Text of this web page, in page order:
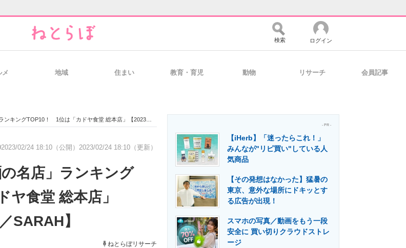
経営リーダーのコミュニティ マーケ×ITの今がよく分かる
IT製品の技術・比較・事例 製造業のIT導入・活用を支援
エネルギーの専門メディア 建設×テクノロジーの最前線
検索 ログイン
メ 地域 住まい 教育・育児 動物 リサーチ 会員記事
TOP10！ 1位は「カドヤ食堂 総本店」【2023年2月22日時点／SARAH】
2023/02/24 18:10（公開） 2023/02/24 18:10（更新）
名店」ランキング
食堂 総本店」
SARAH】
ねとらぼリサーチ
- PR -
【iHerb】「迷ったらこれ！」
みんなが"リピ買い"している人
気商品
【その発想はなかった】猛暑の
東京、意外な場所にドキッとす
る広告が出現！
スマホの写真／動画をもう一段
安全に 買い切りクラウドストレ
ージ